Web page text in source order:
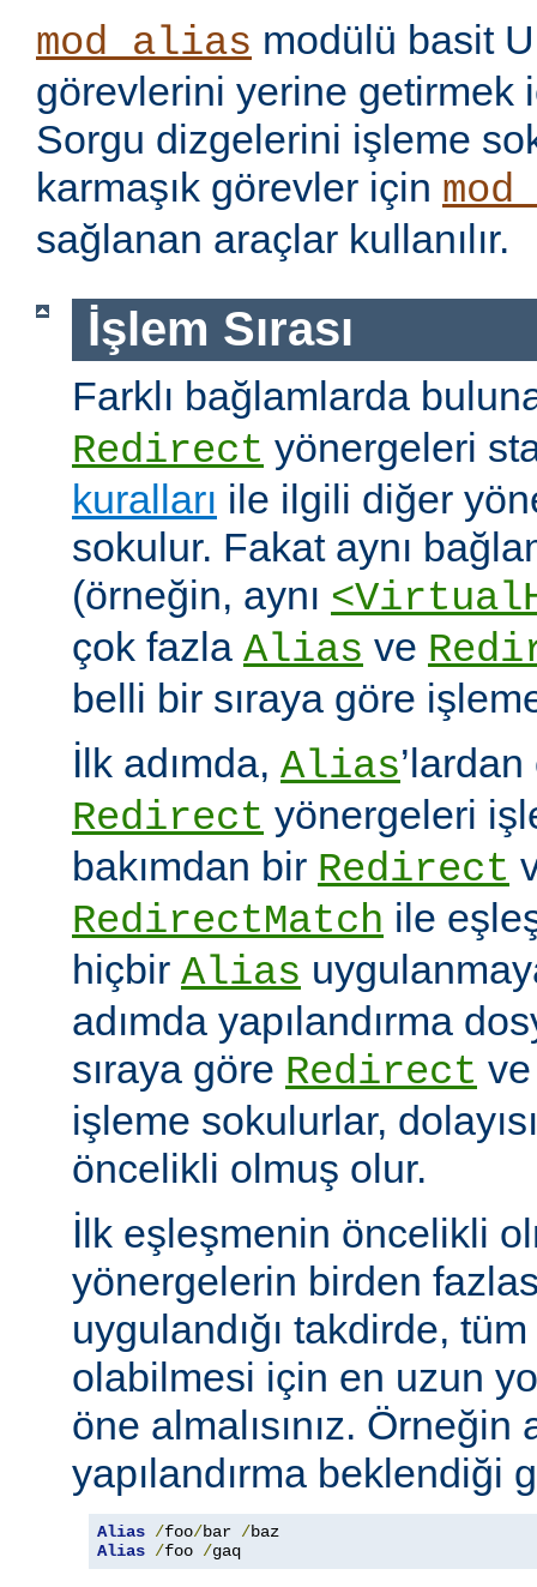
mod_alias modülü basit
görevlerini yerine getirmek
Sorgu dizgelerini işleme
karmaşık görevler için
sağlanan araçlar kullanılır.
İşlem Sırası
Farklı bağlamlarda
Redirect yönergeleri
kuralları ile ilgili diğer
sokulur. Fakat aynı
(örneğin, aynı
çok fazla Alias ve
belli bir sıraya göre
İlk adımda, Alias
Redirect yönergeleri
bakımdan bir Redirect
RedirectMatch ile
hiçbir Alias
adımda yapılandırma
sıraya göre Redirect
işleme sokulurlar,
öncelikli olmuş olur.
İlk eşleşmenin öncelikli
yönergelerin birden
uygulandığı takdirde,
olabilmesi için en uzun
öne almalısınız. Örneğin
yapılandırma beklendiği
Alias /foo/bar /
Alias /foo /gaq